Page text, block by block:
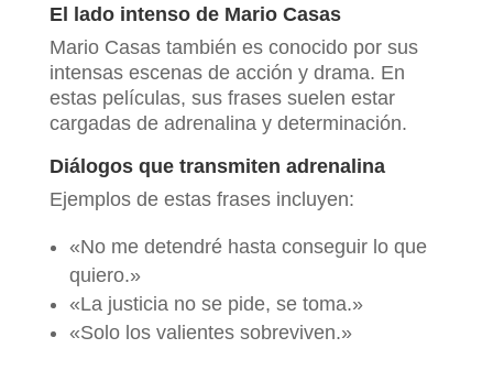
El lado intenso de Mario Casas
Mario Casas también es conocido por sus
intensas escenas de acción y drama. En
estas películas, sus frases suelen estar
cargadas de adrenalina y determinación.
Diálogos que transmiten adrenalina
Ejemplos de estas frases incluyen:
«No me detendré hasta conseguir lo que
quiero.»
«La justicia no se pide, se toma.»
«Solo los valientes sobreviven.»